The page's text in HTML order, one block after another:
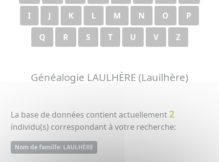
I
J K L M N O
P
Q
R S T U V Z
Généalogie LAULHÈRE (Lauilhère)
La base de données contient actuellement2
individu(s) correspondant à votre recherche:
Nom de famille: LAULHÈRE